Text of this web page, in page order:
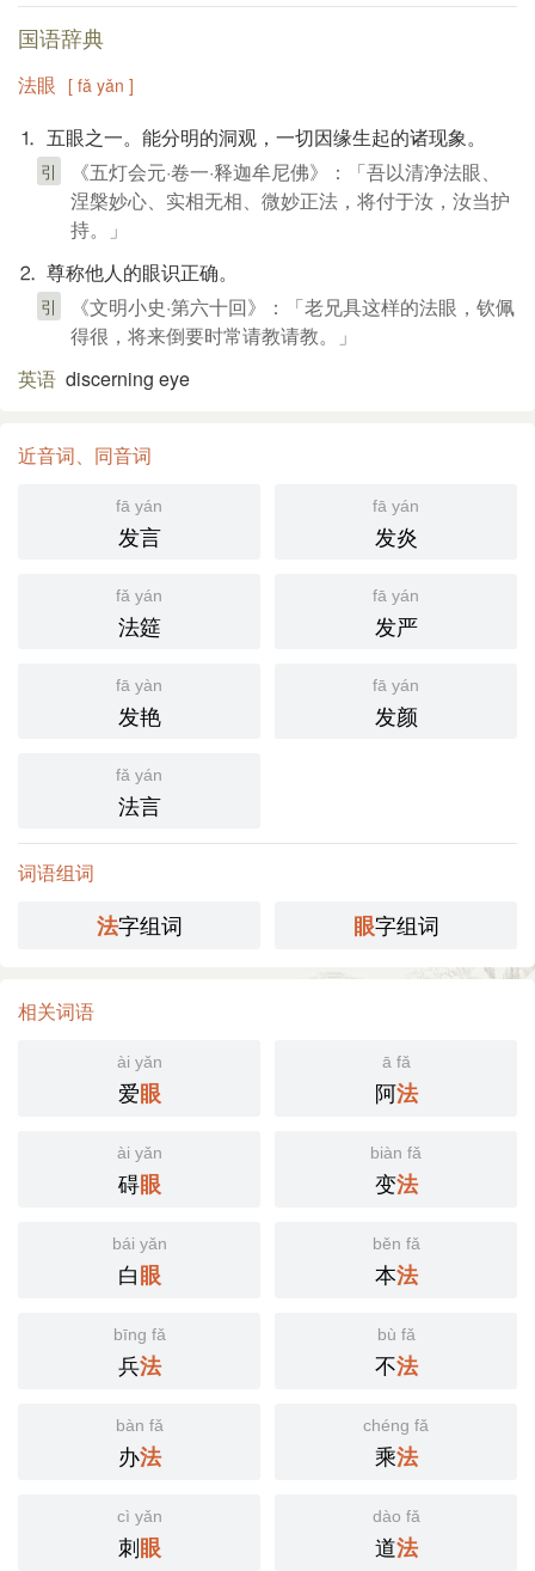
国语辞典
法眼 [ fǎ yǎn ]
⒈ 五眼之一。能分明的洞观，一切因缘生起的诸现象。
引
《五灯会元·卷一·释迦牟尼佛》：「吾以清净法眼、
涅槃妙心、实相无相、微妙正法，将付于汝，汝当护
持。」
⒉ 尊称他人的眼识正确。
引
《文明小史·第六十回》：「老兄具这样的法眼，钦佩
得很，将来倒要时常请教请教。」
英语 discerning eye
近音词、同音词
fā yán
发言
fā yán
发炎
fǎ yán
法筵
fā yán
发严
fā yàn
发艳
fā yán
发颜
fǎ yán
法言
词语组词
法字组词 眼字组词
相关词语
ài yǎn
爱眼
ā fǎ
阿法
ài yǎn
碍眼
biàn fǎ
变法
bái yǎn
白眼
běn fǎ
本法
bīng fǎ
兵法
bù fǎ
不法
bàn fǎ
办法
chéng fǎ
乘法
cì yǎn
刺眼
dào fǎ
道法